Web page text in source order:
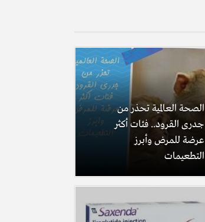
الصحة العالمية تحذر من
جدرى القرود.. فئات أكثر
عرضة للمرض وأبرز
التطعيمات